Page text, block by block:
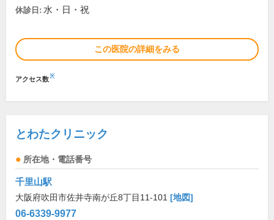
休診日: 水・日・祝
この医院の詳細をみる
アクセス数※
とわたクリニック
所在地・電話番号
千里山駅
大阪府吹田市佐井寺南が丘8丁目11-101 [地図]
06-6339-9977